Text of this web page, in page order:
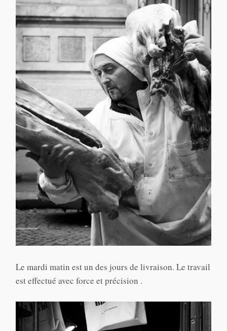
Le mardi matin est un des jours de livraison. Le travail
est effectué avec force et précision .